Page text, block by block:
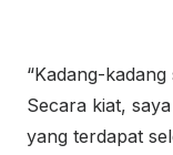
“Kadang-
Secara kiat,
yang terdapat